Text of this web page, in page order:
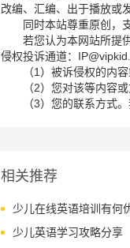
改编、汇编、出于播放或
同时本站尊重原创，
若您认为本网站所提
侵权投诉通道：
（1）被诉侵权的内
（2）您对该等内容
（3）您的联系方式
相关推荐
少儿在线英语培训有何
少儿英语学习攻略分享